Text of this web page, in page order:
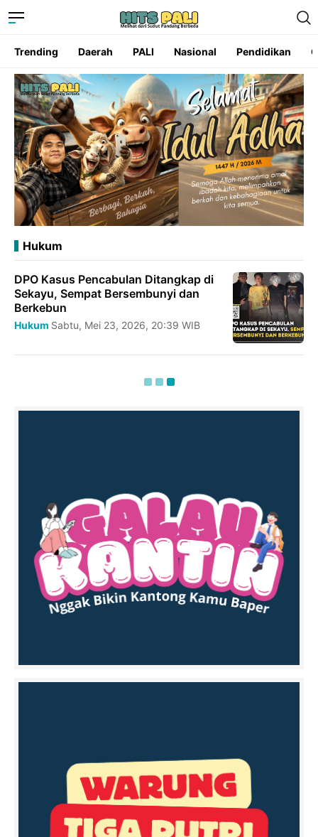
Trending Daerah PALI Nasional Pendidikan
Hukum
DPO Kasus Pencabulan Ditangkap di
Sekayu, Sempat Bersembunyi dan
Berkebun
Hukum Sabtu, Mei 23, 2026, 20:39 WIB